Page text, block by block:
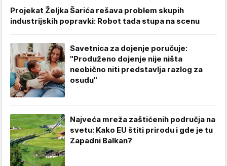
Projekat Željka Šarića rešava problem skupih
industrijskih popravki: Robot tada stupa na scenu
Savetnica za dojenje poručuje:
"Produženo dojenje nije ništa
neobično niti predstavlja razlog za
osudu"
Najveća mreža zaštićenih područja na
svetu: Kako EU štiti prirodu i gde je tu
Zapadni Balkan?